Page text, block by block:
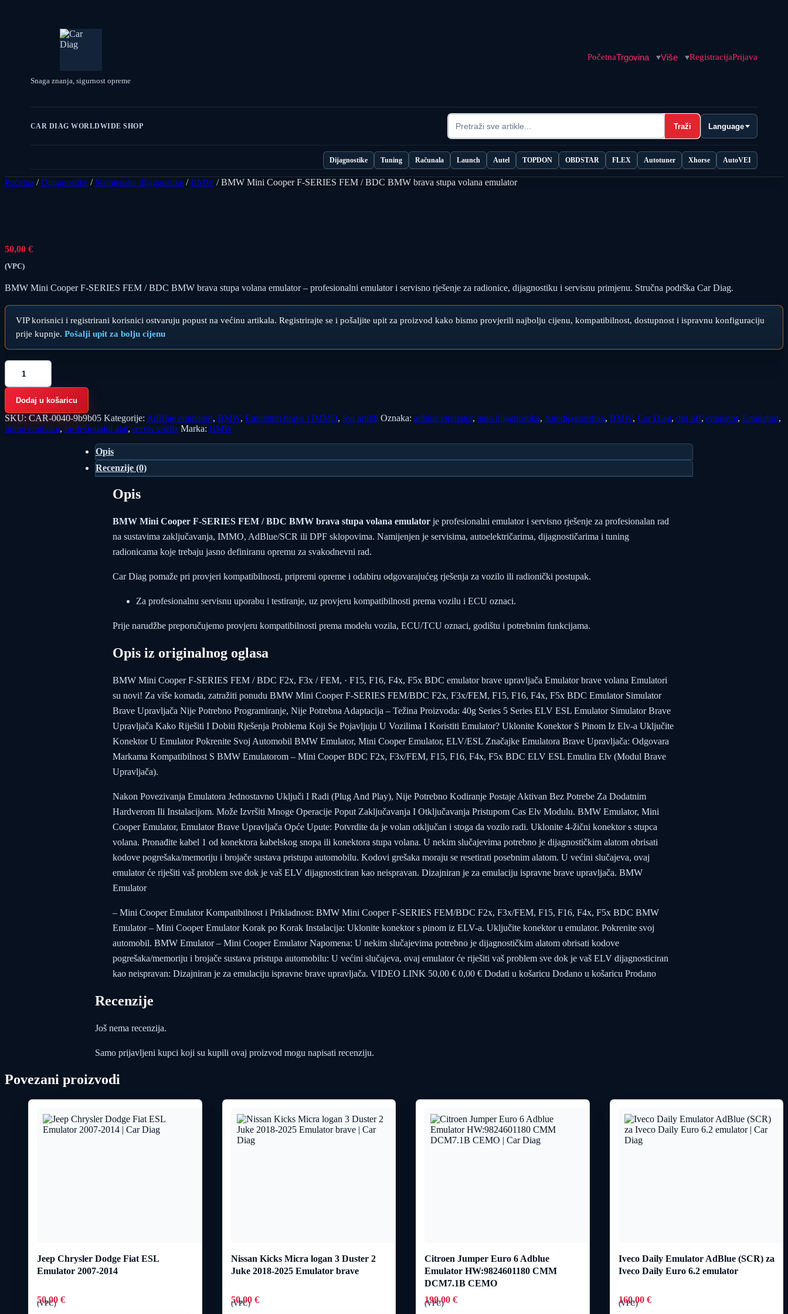
Snaga znanja, sigurnost opreme
PočetnaTrgovina Više RegistracijaPrijava
CAR DIAG WORLDWIDE SHOP Traži Language
Dijagnostike Tuning Računala Launch Autel TOPDON OBDSTAR FLEX Autotuner Xhorse AutoVEI
Početna /Dijagnostike /Namjenske dijagnostike /BMW / BMW Mini Cooper F-SERIES FEM / BDC BMW brava stupa volana emulator
50,00 €
(VPC)
BMW Mini Cooper F-SERIES FEM / BDC BMW brava stupa volana emulator – profesionalni emulator i servisno rješenje za radionice, dijagnostiku i servisnu primjenu. Stručna podrška Car Diag.
VIP korisnici i registrirani korisnici ostvaruju popust na većinu artikala. Registrirajte se i pošaljite upit za proizvod kako bismo provjerili najbolju cijenu, kompatibilnost, dostupnost i ispravnu konfiguraciju
prije kupnje. Pošalji upit za bolju cijenu
BMW
Cooper
SERIES
FEM
/
Dodaj u košaricu
SKU: CAR-0040-9b9b05 Kategorije: AdBlue emulatori, BMW, Emulatori brave i IMMO, Svi artikli Oznaka: adblue emulator, auto dijagnostika, autodijagnostika, BMW, Car Diag, dpf off, emulator, Emulatori,
immo emulator, profesionalni alat, servis vozila Marka: BMW
Opis
Recenzije (0)
Opis
BMW Mini Cooper F-SERIES FEM / BDC BMW brava stupa volana emulator je profesionalni emulator i servisno rješenje za profesionalan rad
na sustavima zaključavanja, IMMO, AdBlue/SCR ili DPF sklopovima. Namijenjen je servisima, autoelektričarima, dijagnostičarima i tuning
radionicama koje trebaju jasno definiranu opremu za svakodnevni rad.
Car Diag pomaže pri provjeri kompatibilnosti, pripremi opreme i odabiru odgovarajućeg rješenja za vozilo ili radionički postupak.
Za profesionalnu servisnu uporabu i testiranje, uz provjeru kompatibilnosti prema vozilu i ECU oznaci.
Prije narudžbe preporučujemo provjeru kompatibilnosti prema modelu vozila, ECU/TCU oznaci, godištu i potrebnim funkcijama.
Opis iz originalnog oglasa
BMW Mini Cooper F-SERIES FEM / BDC F2x, F3x / FEM, · F15, F16, F4x, F5x BDC emulator brave upravljača Emulator brave volana Emulatori
su novi! Za više komada, zatražiti ponudu BMW Mini Cooper F-SERIES FEM/BDC F2x, F3x/FEM, F15, F16, F4x, F5x BDC Emulator Simulator
Brave Upravljača Nije Potrebno Programiranje, Nije Potrebna Adaptacija – Težina Proizvoda: 40g Series 5 Series ELV ESL Emulator Simulator Brave
Upravljača Kako Riješiti I Dobiti Rješenja Problema Koji Se Pojavljuju U Vozilima I Koristiti Emulator? Uklonite Konektor S Pinom Iz Elv-a Uključite
Konektor U Emulator Pokrenite Svoj Automobil BMW Emulator, Mini Cooper Emulator, ELV/ESL Značajke Emulatora Brave Upravljača: Odgovara
Markama Kompatibilnost S BMW Emulatorom – Mini Cooper BDC F2x, F3x/FEM, F15, F16, F4x, F5x BDC ELV ESL Emulira Elv (Modul Brave
Upravljača).
Nakon Povezivanja Emulatora Jednostavno Uključi I Radi (Plug And Play), Nije Potrebno Kodiranje Postaje Aktivan Bez Potrebe Za Dodatnim
Hardverom Ili Instalacijom. Može Izvršiti Mnoge Operacije Poput Zaključavanja I Otključavanja Pristupom Cas Elv Modulu. BMW Emulator, Mini
Cooper Emulator, Emulator Brave Upravljača Opće Upute: Potvrdite da je volan otključan i stoga da vozilo radi. Uklonite 4-žični konektor s stupca
volana. Pronađite kabel 1 od konektora kabelskog snopa ili konektora stupa volana. U nekim slučajevima potrebno je dijagnostičkim alatom obrisati
kodove pogrešaka/memoriju i brojače sustava pristupa automobilu. Kodovi grešaka moraju se resetirati posebnim alatom. U većini slučajeva, ovaj
emulator će riješiti vaš problem sve dok je vaš ELV dijagnosticiran kao neispravan. Dizajniran je za emulaciju ispravne brave upravljača. BMW
Emulator
– Mini Cooper Emulator Kompatibilnost i Prikladnost: BMW Mini Cooper F-SERIES FEM/BDC F2x, F3x/FEM, F15, F16, F4x, F5x BDC BMW
Emulator – Mini Cooper Emulator Korak po Korak Instalacija: Uklonite konektor s pinom iz ELV-a. Uključite konektor u emulator. Pokrenite svoj
automobil. BMW Emulator – Mini Cooper Emulator Napomena: U nekim slučajevima potrebno je dijagnostičkim alatom obrisati kodove
pogrešaka/memoriju i brojače sustava pristupa automobilu: U većini slučajeva, ovaj emulator će riješiti vaš problem sve dok je vaš ELV dijagnosticiran
kao neispravan: Dizajniran je za emulaciju ispravne brave upravljača. VIDEO LINK 50,00 € 0,00 € Dodati u košaricu Dodano u košaricu Prodano
Recenzije
Još nema recenzija.
Samo prijavljeni kupci koji su kupili ovaj proizvod mogu napisati recenziju.
Povezani proizvodi
Jeep Chrysler Dodge Fiat ESL
Emulator 2007-2014
50,00 €
(VPC)
Nissan Kicks Micra logan 3 Duster 2
Juke 2018-2025 Emulator brave
50,00 €
(VPC)
Citroen Jumper Euro 6 Adblue
Emulator HW:9824601180 CMM
DCM7.1B CEMO
199,00 €
(VPC)
Iveco Daily Emulator AdBlue (SCR) za
Iveco Daily Euro 6.2 emulator
160,00 €
(VPC)